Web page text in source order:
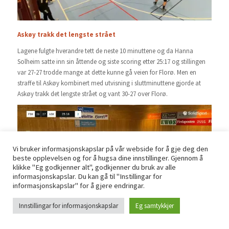
Askøy trakk det lengste strået
Lagene fulgte hverandre tett de neste 10 minuttene og da Hanna
Solheim satte inn sin åttende og siste scoring etter 25:17 og stillingen
var 27-27 trodde mange at dette kunne gå veien for Florø. Men en
straffe til Askøy kombinert med utvisning i sluttminuttene gjorde at
Askøy trakk det lengste strået og vant 30-27 over Florø.
Vi bruker informasjonskapslar på vår webside for å gje deg den
beste opplevelsen og for å hugsa dine innstillinger. Gjennom å
klikke "Eg godkjenner alt", godkjenner du bruk av alle
informasjonskapslar. Du kan gå til "Instillingar for
informasjonskapslar" for å gjere endringar.
Innstillingar for informasjonskapslar Eg samtykkjer